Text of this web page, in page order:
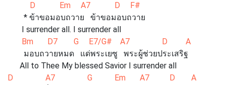
D Em A7 D F#
* ข้าขอมอบถวาย ข้าขอมอบถวาย
I surrender all. I surrender all
Bm D7 G E7/G# A7 D A
มอบถวายหมด แด่พระเยซู พระผู้ช่วยประเสริฐ
All to Thee My blessed Savior I surrender all
D A7 G Em A7 D A